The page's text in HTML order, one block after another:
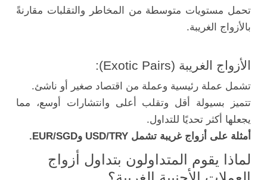
تحمل مستويات متوسطة من المخاطر والتقلبات مقارنةً
بالأزواج الغريبة.
الأزواج الغريبة (Exotic Pairs):
تشمل عملة رئيسية وعملة من اقتصاد صغير أو ناشئ.
تتميز بسيولة أقل وتقلب أعلى وانتشارات أوسع، مما
يجعلها أكثر تحديًا للتداول.
أمثلة على أزواج غريبة تشمل USD/TRY وEUR/SGD.
لماذا يقوم المتداولون بتداول أزواج